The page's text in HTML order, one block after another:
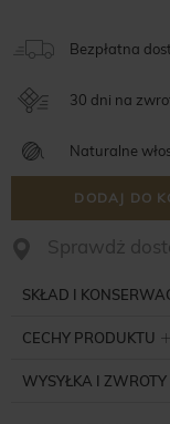
Bezpłatna
30 dni na
Naturalne
DODAJ DO
Sprawdż
SKŁAD I
CECHY PRODUKTU
WYSYŁKA I ZWROTY